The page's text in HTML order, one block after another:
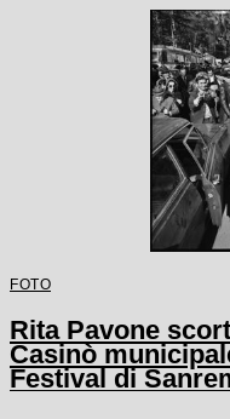
FOTO
Rita Pavone
Casinò
Festival di